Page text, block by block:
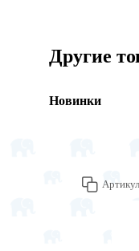
Другие
Новинки